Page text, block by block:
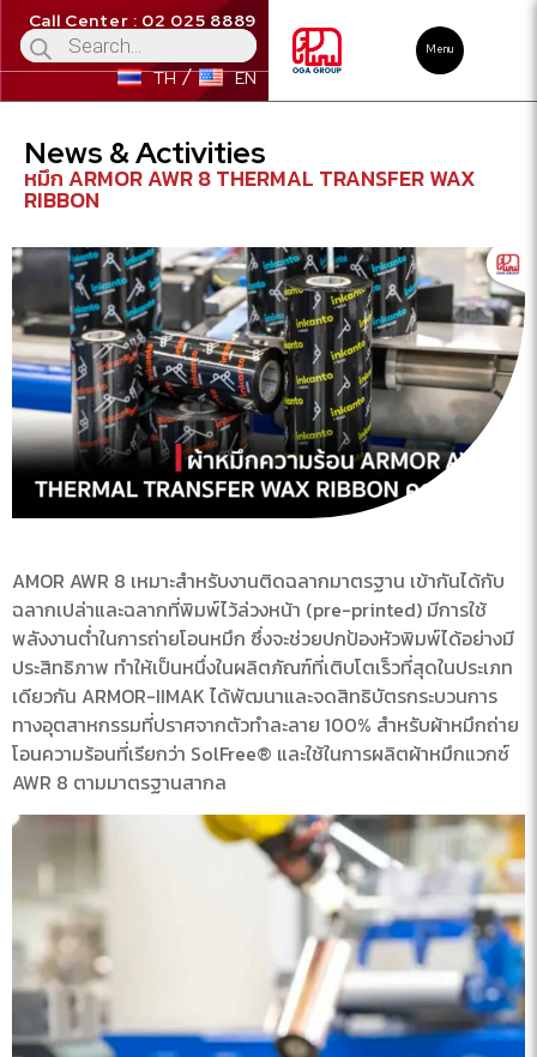
Call Center : 02 025 8889
TH EN
Menu
News & Activities
หมึก ARMOR AWR 8 THERMAL TRANSFER WAX
RIBBON
AMOR AWR 8 เหมาะสำหรับงานติดฉลากมาตรฐาน เข้ากันได้กับ
ฉลากเปล่าและฉลากที่พิมพ์ไว้ล่วงหน้า (pre-printed) มีการใช้
พลังงานต่ำในการถ่ายโอนหมึก ซึ่งจะช่วยปกป้องหัวพิมพ์ได้อย่างมี
ประสิทธิภาพ ทำให้เป็นหนึ่งในผลิตภัณฑ์ที่เติบโตเร็วที่สุดในประเภท
เดียวกัน ARMOR-IIMAK ได้พัฒนาและจดสิทธิบัตรกระบวนการ
ทางอุตสาหกรรมที่ปราศจากตัวทำละลาย 100% สำหรับผ้าหมึกถ่าย
โอนความร้อนที่เรียกว่า SolFree® และใช้ในการผลิตผ้าหมึกแวกซ์
AWR 8 ตามมาตรฐานสากล